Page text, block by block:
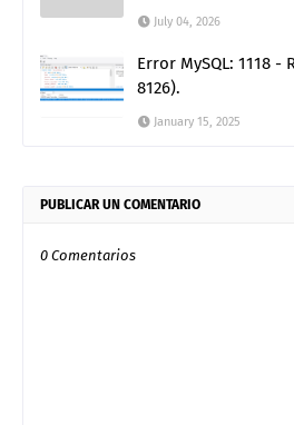
July 04, 2026
Error MySQL: 1118 -
8126).
January 15, 2025
PUBLICAR UN COMENTARIO
0 Comentarios